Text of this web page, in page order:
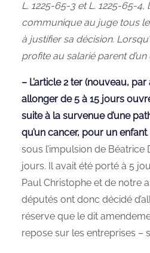
L. 1225‑65‑3 et L.
communique au juge tous
à justifier sa décision.
profite au salarié parent
– L’article 2 ter (nouveau,
allonger de 5 à 15 jours
suite à la survenue d’une
qu’un cancer, pour un enfant
sous l’impulsion de Béatrice
jours. Il avait été porté à 5
Paul Christophe et de notre
députés ont donc décidé
réserve que le dit
repose sur les entreprises –